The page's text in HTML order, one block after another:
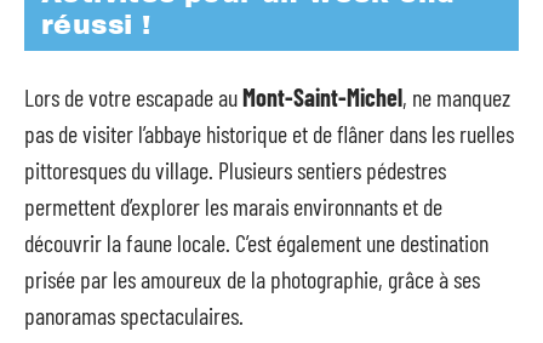
réussi !
Lors de votre escapade auMont-Saint-Michel, ne manquez
pas de visiter l’abbaye historique et de flâner dans les ruelles
pittoresques du village. Plusieurs sentiers pédestres
permettent d’explorer les marais environnants et de
découvrir la faune locale. C’est également une destination
prisée par les amoureux de la photographie, grâce à ses
panoramas spectaculaires.